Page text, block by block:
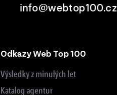
info@webtop100.cz
Odkazy Web Top 100
Výsledky z minulých let
Katalog agentur